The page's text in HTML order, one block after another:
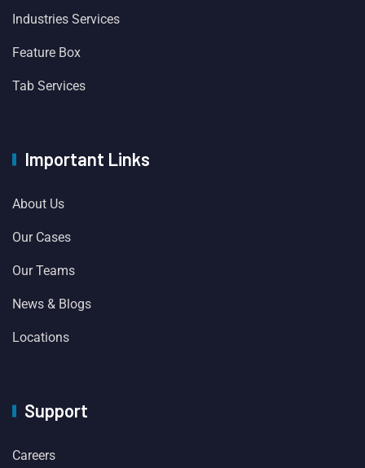
Industries Services
Feature Box
Tab Services
Important Links
About Us
Our Cases
Our Teams
News & Blogs
Locations
Support
Careers